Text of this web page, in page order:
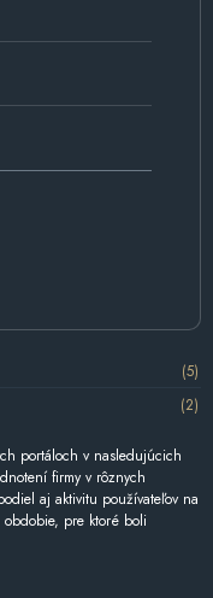
(5)
(2)
portáloch v nasledujúcich
firmy v rôznych
aj aktivitu používateľov na
pre ktoré boli